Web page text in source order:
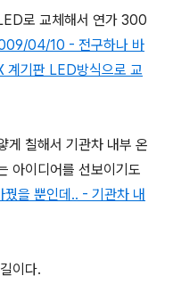
로 교체해서 연가 300
04/10 - 전구하나 바
기판 LED방식으로 교
게 칠해서 기관차 내부 온
아이디어를 선보이기도
을 뿐인데.. - 기관차 내
이다.